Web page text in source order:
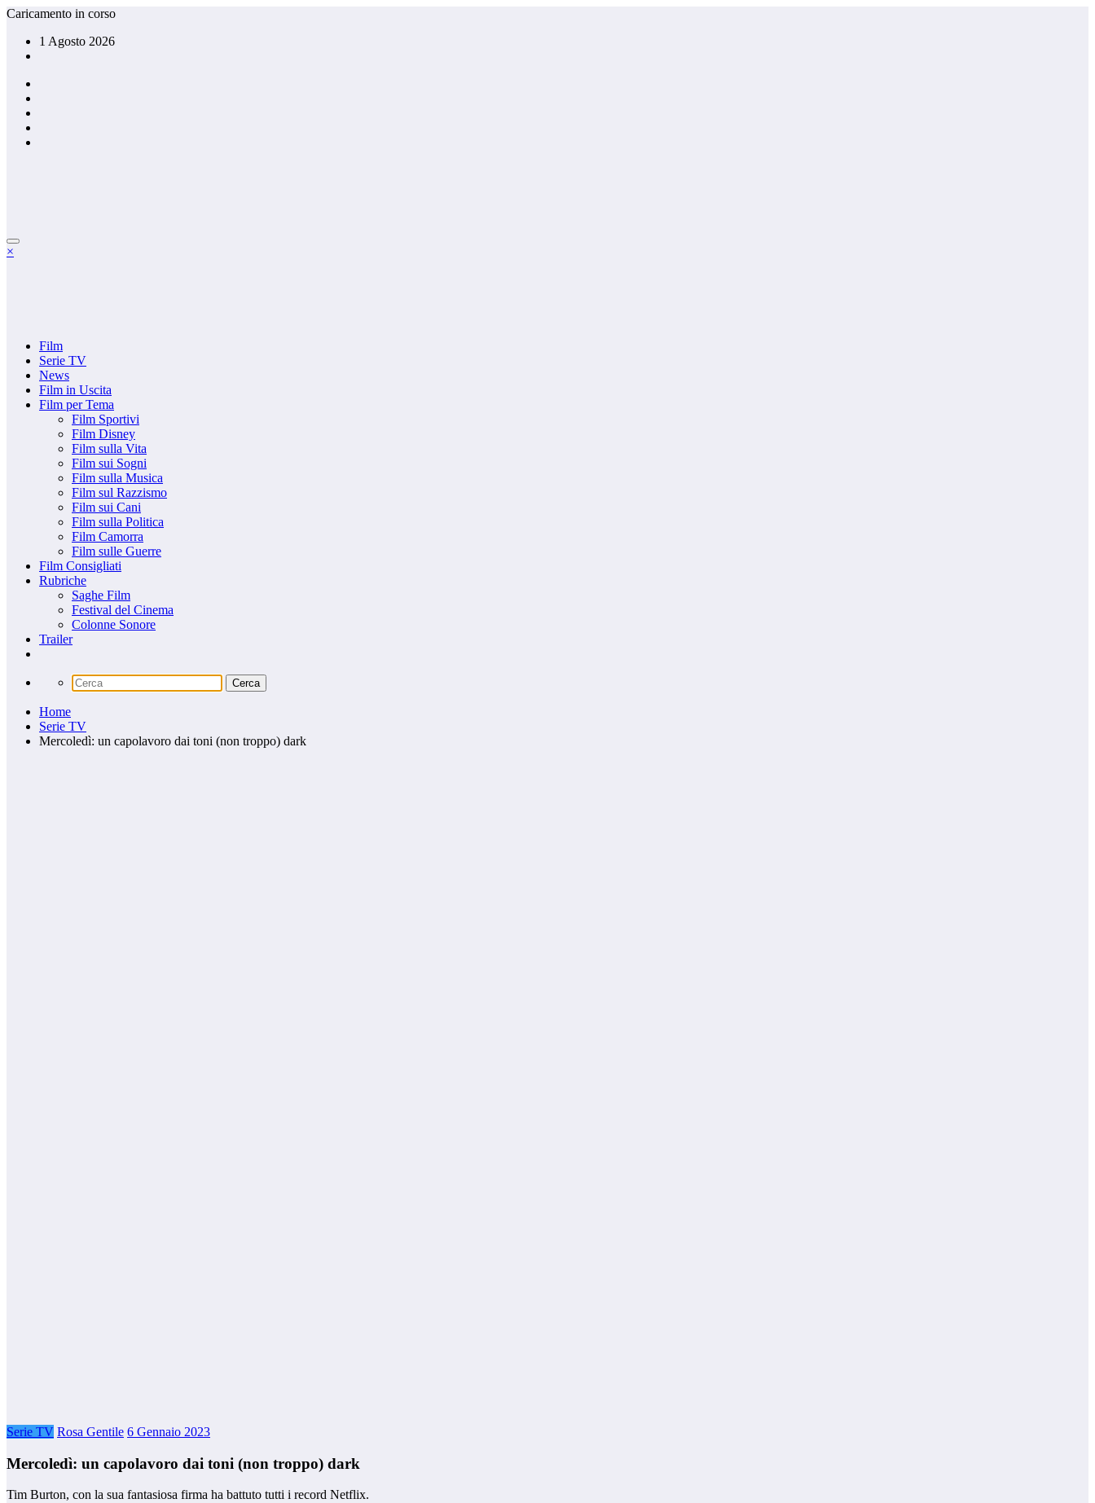
Vai
contenuto
Caricamento in corso
1 Agosto 2026
×
Film
Serie TV
News
Film in Uscita
Film per Tema
Film Sportivi
Film Disney
Film sulla Vita
Film sui Sogni
Film sulla Musica
Film sul Razzismo
Film sui Cani
Film sulla Politica
Film Camorra
Film sulle Guerre
Film Consigliati
Rubriche
Saghe Film
Festival del Cinema
Colonne Sonore
Trailer
Home
Serie TV
Mercoledì: un capolavoro dai toni (non troppo) dark
Serie TV Rosa Gentile 6 Gennaio 2023
Mercoledì: un capolavoro dai toni (non troppo) dark
Tim Burton, con la sua fantasiosa firma ha battuto tutti i record Netflix.